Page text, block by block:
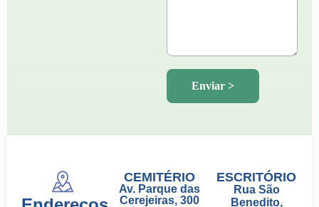
CEMITÉRIO
Av. Parque das
Cerejeiras, 300
ESCRITÓRIO
Rua São
Benedito,